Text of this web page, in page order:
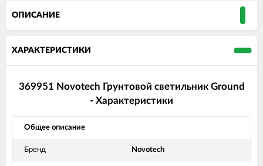
ОПИСАНИЕ
ХАРАКТЕРИСТИКИ
369951 Novotech Грунтовой светильник Ground
- Характеристики
Общее описание
Бренд Novotech